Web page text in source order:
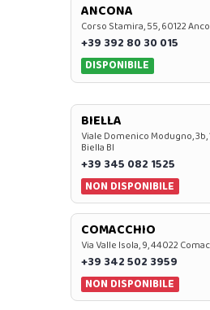
ANCONA
Corso Stamira, 55, 60122
+39 392 80 30 015
DISPONIBILE
BIELLA
Viale Domenico Modugno, 3b,
Biella BI
+39 345 082 1525
NON DISPONIBILE
COMACCHIO
Via Valle Isola, 9, 44022
+39 342 502 3959
NON DISPONIBILE